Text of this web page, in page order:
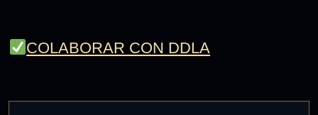
COLABORAR CON DDLA